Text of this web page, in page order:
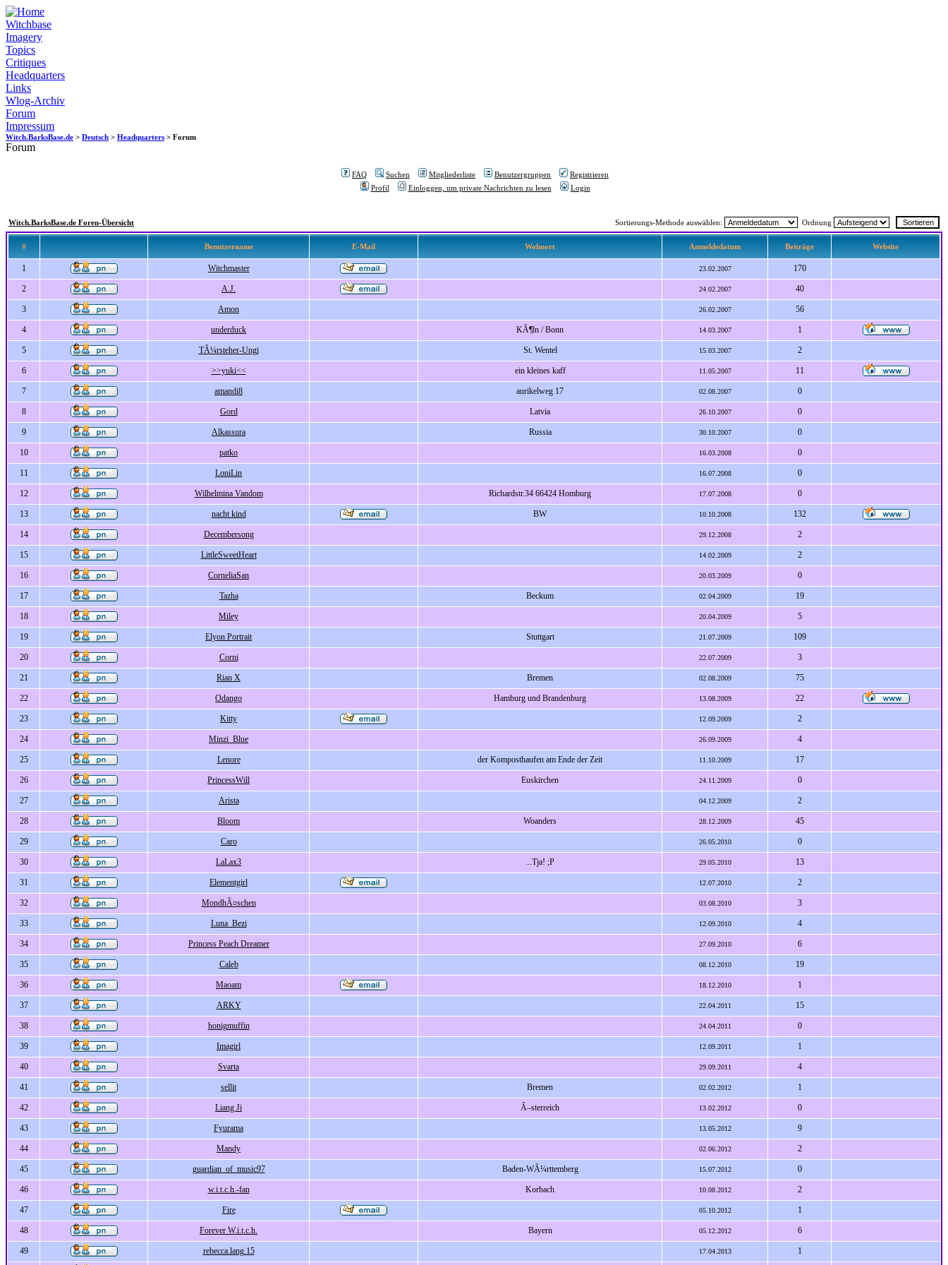
Witchbase
Imagery
Topics
Critiques
Headquarters
Links
Wlog-Archiv
Forum
Impressum
Witch.BarksBase.de > Deutsch > Headquarters > Forum
Forum
FAQ Suchen Mitgliederliste Benutzergruppen
Registrieren
Profil
Einloggen, um private Nachrichten zu lesen Login
Witch.BarksBase.de Foren-Übersicht Sortierungs-Methode auswählen: Ordnung
# Benutzername E-Mail Wohnort Anmeldedatum Beiträge Website
1 Witchmaster 23.02.2007 170
2 A.J. 24.02.2007 40
3 Amon 26.02.2007 56
4 underduck KÃ¶ln / Bonn 14.03.2007 1
5 TÃ¼rsteher-Ungi St. Wentel 15.03.2007 2
6 >>yuki<< ein kleines kaff 11.05.2007 11
7 amandi8 aurikelweg 17 02.08.2007 0
8 Gord Latvia 26.10.2007 0
9 Alkassura Russia 30.10.2007 0
10 patko 16.03.2008 0
11 LoniLin 16.07.2008 0
12 Wilhelmina Vandom Richardstr.34 66424 Homburg 17.07.2008 0
13 nacht kind BW 10.10.2008 132
14 Decembersong 29.12.2008 2
15 LittleSweetHeart 14.02.2009 2
16 CorneliaSan 20.03.2009 0
17 Tazha Beckum 02.04.2009 19
18 Miley 20.04.2009 5
19 Elyon Portrait Stuttgart 21.07.2009 109
20 Corni 22.07.2009 3
21 Rian X Bremen 02.08.2009 75
22 Odango Hamburg und Brandenburg 13.08.2009 22
23 Kitty 12.09.2009 2
24 Minzi_Blue 26.09.2009 4
25 Lenore der Komposthaufen am Ende der Zeit 11.10.2009 17
26 PrincessWill Euskirchen 24.11.2009 0
27 Arista 04.12.2009 2
28 Bloom Woanders 28.12.2009 45
29 Caro 26.05.2010 0
30 LaLax3 ...Tja! ;P 29.05.2010 13
31 Elementgirl 12.07.2010 2
32 MondhÃ¤schen 03.08.2010 3
33 Luna_Bezi 12.09.2010 4
34 Princess Peach Dreamer 27.09.2010 6
35 Caleb 08.12.2010 19
36 Maoam 18.12.2010 1
37 ARKY 22.04.2011 15
38 honigmuffin 24.04.2011 0
39 Imagirl 12.09.2011 1
40 Svarta 29.09.2011 4
41 sellit Bremen 02.02.2012 1
42 Liang Ji Ã–sterreich 13.02.2012 0
43 Fyurama 13.05.2012 9
44 Mandy 02.06.2012 2
45 guardian_of_music97 Baden-WÃ¼rttemberg 15.07.2012 0
46 w.i.t.c.h.-fan Korbach 10.08.2012 2
47 Fire 05.10.2012 1
48 Forever W.i.t.c.h. Bayern 05.12.2012 6
49 rebecca.lang.15 17.04.2013 1